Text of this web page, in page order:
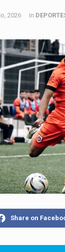
2026 in
Share on